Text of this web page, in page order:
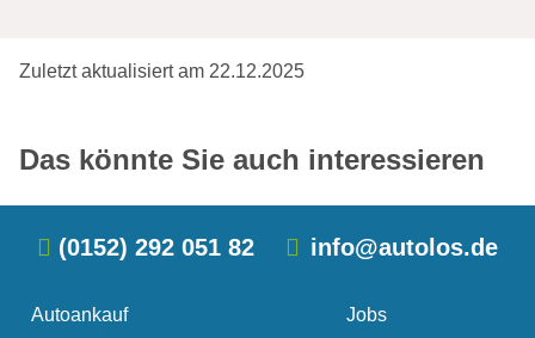
Zuletzt aktualisiert am 22.12.2025
Das könnte Sie auch interessieren
übersehenes Verkehrszeichen. Die Gründe für
finalen Autowert berechnen nur wenige Anbieter
(0152) 292 051 82 info@autolos.de
Autoankauf Jobs